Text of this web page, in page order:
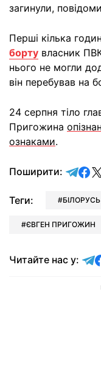
загинули,
Перші кілька
борту власник
нього не могли
він перебував на
24 серпня тіло
Пригожина
ознаками.
Поширити:
Теги: БІЛОРУСЬ
ЄВГЕН ПРИГОЖИН
Читайте нас у: